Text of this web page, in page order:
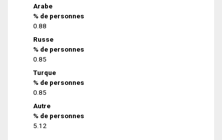
Arabe
% de personnes
0.88
Russe
% de personnes
0.85
Turque
% de personnes
0.85
Autre
% de personnes
5.12